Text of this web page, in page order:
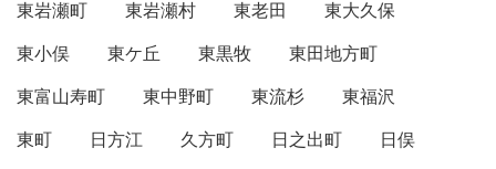
東岩瀬町 東岩瀬村 東老田
東大久保
東小俣
東ケ丘 東黒牧
東田地方町
東富山寿町
東中野町 東流杉
東福沢
東町
日方江 久方町 日之出町
日俣